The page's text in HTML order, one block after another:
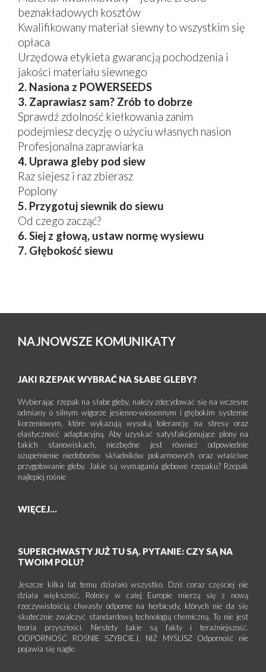
beznakładowych kosztów
Kwalifikowany materiał siewny to wszystkim się
opłaca
Urzędowa etykieta gwarancją pochodzenia i
jakości materiału siewnego
2. Nasiona z POWERSEEDS
3. Zaprawiasz sam? Zrób to dobrze
Sprawdź zdolność kiełkowania zanim
podejmiesz decyzję o użyciu własnych nasion
Profesjonalna zaprawiarka
4. Uprawa gleby pod siew
Raz siejesz i raz zbierasz
Poplony
5. Przygotuj siewnik do siewu
Od czego zacząć?
6. Siej z głową, ustaw normę wysiewu
7. Głębokość siewu
NAJNOWSZE KOMUNIKATY
JAKI RZEPAK WYBRAĆ NA SŁABE GLEBY?
Wybierając rzepak na słabe gleby, należy zdecydować się na wczesne
odmiany o silnym wigorze jesienno-wiosennym i głębokim systemie
korzeniowym, które wykazują wysoką tolerancję na stresy oraz
elastyczność adaptacyjną. Aby uzyskać satysfakcjonujące plony na
takich stanowiskach, niezbędne jest również odpowiednie
uzupełnienie niedoborów składników pokarmowych oraz właściwe
przygotowanie gleby. Jakie są wymagania glebowe rzepaku? Rzepak
najlepiej rośnie
WIĘCEJ...
SUPERCHWASTY JUŻ TU SĄ. PYTANIE: CZY SĄ NA
TWOIM POLU?
Jeszcze kilka lat temu działało wszystko. Dziś coraz częściej nie
działa większość. Rolnicy w całej Europie mierzą się z nową
rzeczywistością: chwasty odporne na herbicydy, których nie da się
skutecznie zwalczyć standardową technologią chemiczną. To nie jest
teoria przyszłości. Niestety takie są fakty i teraźniejszość.
ODPORNOŚĆ ROŚNIE SZYBCIEJ, NIŻ MYŚLISZ Odporność nie
pojawia się nagle.